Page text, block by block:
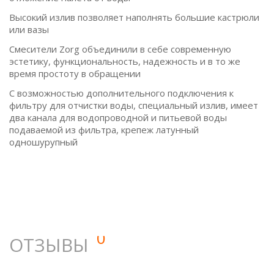
Высокий излив позволяет наполнять большие кастрюли
или вазы
Смесители Zorg объединили в себе современную
эстетику, функциональность, надежность и в то же
время простоту в обращении
С возможностью дополнительного подключения к
фильтру для отчистки воды, специальный излив, имеет
два канала для водопроводной и питьевой воды
подаваемой из фильтра, крепеж латунный
одношурупный
ОТЗЫВЫ 0